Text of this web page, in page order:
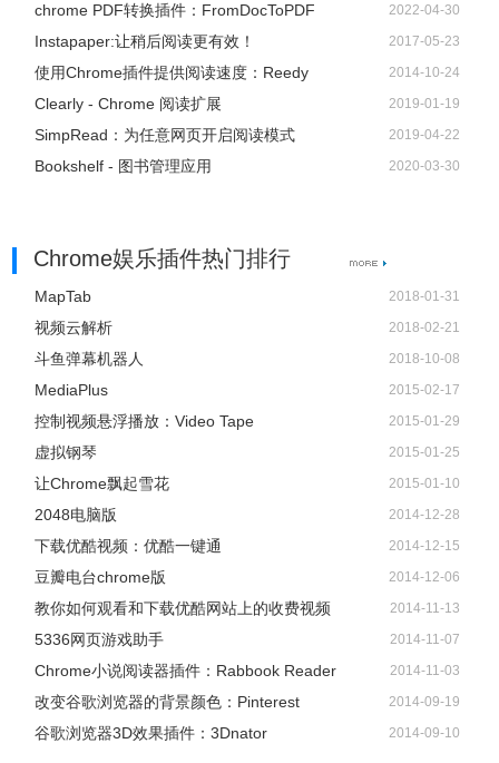
chrome PDF转换插件：FromDocToPDF 2022-04-30
Instapaper:让稍后阅读更有效！ 2017-05-23
使用Chrome插件提供阅读速度：Reedy 2014-10-24
Clearly - Chrome 阅读扩展 2019-01-19
SimpRead：为任意网页开启阅读模式 2019-04-22
Bookshelf - 图书管理应用 2020-03-30
Chrome娱乐插件热门排行
MapTab 2018-01-31
视频云解析 2018-02-21
斗鱼弹幕机器人 2018-10-08
MediaPlus 2015-02-17
控制视频悬浮播放：Video Tape 2015-01-29
虚拟钢琴 2015-01-25
让Chrome飘起雪花 2015-01-10
2048电脑版 2014-12-28
下载优酷视频：优酷一键通 2014-12-15
豆瓣电台chrome版 2014-12-06
教你如何观看和下载优酷网站上的收费视频 2014-11-13
5336网页游戏助手 2014-11-07
Chrome小说阅读器插件：Rabbook Reader 2014-11-03
改变谷歌浏览器的背景颜色：Pinterest 2014-09-19
谷歌浏览器3D效果插件：3Dnator 2014-09-10